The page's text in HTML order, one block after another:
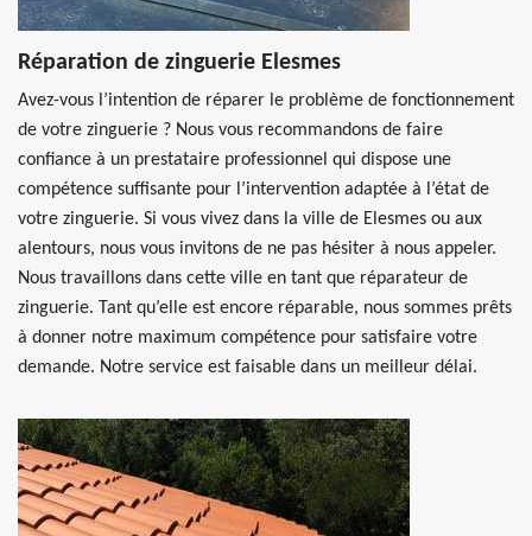
Réparation de zinguerie Elesmes
Avez-vous l’intention de réparer le problème de fonctionnement
de votre zinguerie ? Nous vous recommandons de faire
confiance à un prestataire professionnel qui dispose une
compétence suffisante pour l’intervention adaptée à l’état de
votre zinguerie. Si vous vivez dans la ville de Elesmes ou aux
alentours, nous vous invitons de ne pas hésiter à nous appeler.
Nous travaillons dans cette ville en tant que réparateur de
zinguerie. Tant qu’elle est encore réparable, nous sommes prêts
à donner notre maximum compétence pour satisfaire votre
demande. Notre service est faisable dans un meilleur délai.